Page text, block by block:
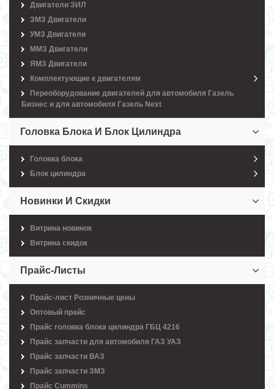
Двигатели ЗИЛ
ЗМЗ Двигатели
УМЗ Двигатели
ММЗ Двигатели
ЯМЗ Двигатели
Комплектующие к двигателям
Переоборудование двигателей для автомобиля Газель
Бизнес и для автомобиля Газель Next
Головка Блока И Блок Цилиндра
Головка блока
Блок цилиндра
Новинки И Скидки
Витрина новинок
Витрина скидок
Прайс-Листы
Прайс-лист Розничные цены
Оптовый прайс
Прайс головка блока цилиндра ГБЦ 4216
Прайс запчасти для автомобиля ГАЗ УАЗ
Прайс запчасти ВАЗ
Прайс запчасти ЗМЗ
Прайс Cummins